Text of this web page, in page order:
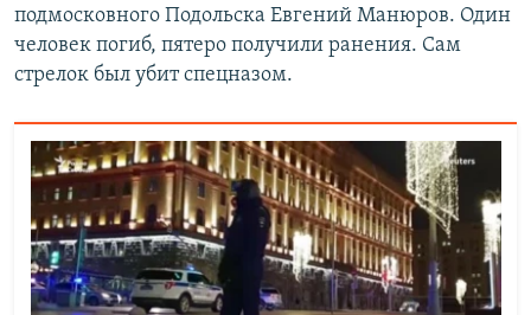
подмосковного Подольска Евгений Манюров. Один
человек погиб, пятеро получили ранения. Сам
стрелок был убит спецназом.